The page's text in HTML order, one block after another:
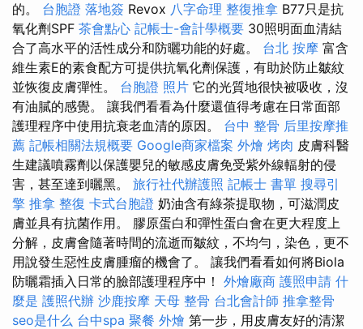
的。 台胞證 落地簽 Revox 八字命理 整復推拿 B77只是抗
氧化劑SPF 茶會點心 記帳士-會計學概要 30照明面血清結
合了高水平的活性成分和防曬功能的好處。 台北 按摩 富含
維生素E的素食配方可提供抗氧化劑保護，有助於防止皺紋
並恢復皮膚彈性。 台胞證 照片 它的光質地很快被吸收，沒
有油膩的感覺。 讓我們看看為什麼還值得考慮在日常面部
護理程序中使用抗衰老血清的原因。 台中 整骨 后里按摩推
薦 記帳相關法規概要 Google商家檔案 外燴 烤肉 皮膚科醫
生建議噴霧劑以保護嬰兒的敏感皮膚免受紫外線輻射的侵
害，甚至達到曬黑。 旅行社代辦護照 記帳士 書單 搜尋引
擎 推拿 整復 卡式台胞證 奶油含有綠茶提取物，可滋潤皮
膚並具有抗菌作用。 膠原蛋白和彈性蛋白會在更大程度上
分解，皮膚會隨著時間的流逝而皺紋，不均勻，染色，更不
用說發生惡性皮膚腫瘤的機會了。 讓我們看看如何將Biola
防曬霜插入日常的臉部護理程序中！ 外燴廠商 護照申請 什
麼是 護照代辦 沙鹿按摩 天母 整骨 台北會計師 推拿整骨
seo是什么 台中spa 聚餐 外燴 第一步，用皮膚友好的清潔